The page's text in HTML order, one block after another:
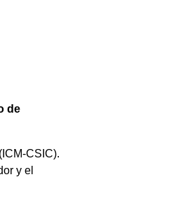
de
CSIC).
y el